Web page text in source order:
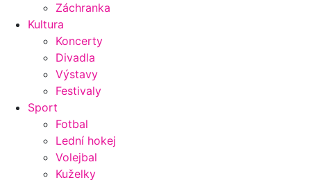
Záchranka
Kultura
Koncerty
Divadla
Výstavy
Festivaly
Sport
Fotbal
Lední hokej
Volejbal
Kuželky